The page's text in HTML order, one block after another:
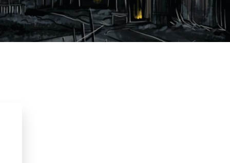
Fantasie Fantasie & magie
Spanning
mythen & legendes
Timo Parvela